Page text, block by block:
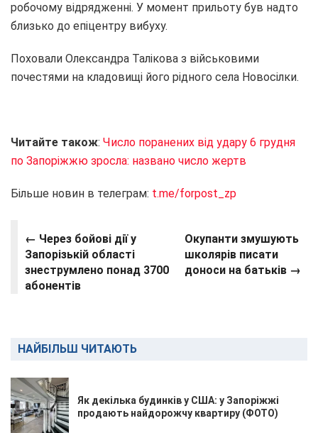
робочому відрядженні. У момент прильоту був надто
близько до епіцентру вибуху.
Поховали Олександра Талікова з військовими
почестями на кладовищі його рідного села Новосілки.
Читайте також: Число поранених від удару 6 грудня
по Запоріжжю зросла: названо число жертв
Більше новин в телеграм: t.me/forpost_zp
← Через бойові дії у
Запорізькій області
знеструмлено понад 3700
абонентів
Окупанти змушують
школярів писати
доноси на батьків →
НАЙБІЛЬШ ЧИТАЮТЬ
Як декілька будинків у США: у Запоріжжі
продають найдорожчу квартиру (ФОТО)